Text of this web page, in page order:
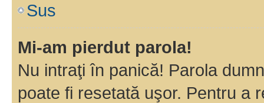
Sus
Mi-am pierdut parola!
Nu intraţi în panică! Parola
poate fi resetată uşor. Pentru a